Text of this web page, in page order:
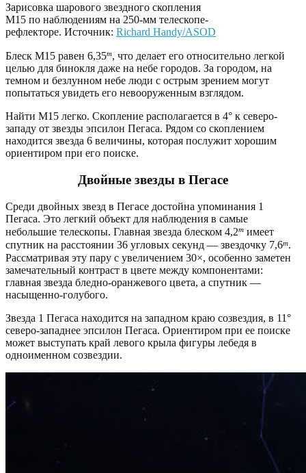
Зарисовка шарового звездного скопления
М15 по наблюдениям на 250-мм телескопе-
рефлекторе. Источник: Richard Handy/ASOD
Блеск М15 равен 6,35m, что делает его относительно легкой
целью для бинокля даже на небе городов. За городом, на
темном и безлунном небе люди с острым зрением могут
попытаться увидеть его невооруженным взглядом.
Найти М15 легко. Скопление располагается в 4° к северо-
западу от звезды эпсилон Пегаса. Рядом со скоплением
находится звезда 6 величины, которая послужит хорошим
ориентиром при его поиске.
Двойные звезды в Пегасе
Среди двойных звезд в Пегасе достойна упоминания 1
Пегаса. Это легкий объект для наблюдения в самые
небольшие телескопы. Главная звезда блеском 4,2m имеет
спутник на расстоянии 36 угловых секунд — звездочку 7,6m.
Рассматривая эту пару с увеличением 30×, особенно заметен
замечательный контраст в цвете между компонентами:
главная звезда бледно-оранжевого цвета, а спутник —
насыщенно-голубого.
Звезда 1 Пегаса находится на западном краю созвездия, в 11°
северо-западнее эпсилон Пегаса. Ориентиром при ее поиске
может выступать край левого крыла фигуры лебедя в
одноименном созвездии.